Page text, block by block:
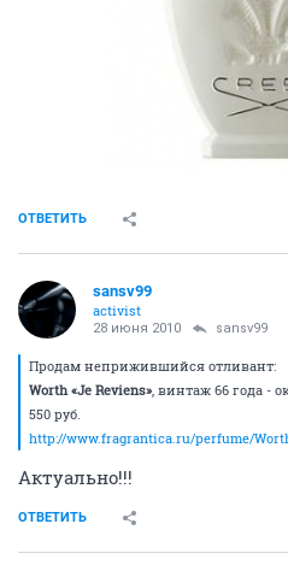
ОТВЕТИТЬ
sansv99
activist
28 июня 2010 sansv99
Продам неприжившийся отливант:
Worth «Je Reviens», винтаж 66 года -
550 руб.
http://www.fragrantica.ru/perfume/
Актуально!!!
ОТВЕТИТЬ